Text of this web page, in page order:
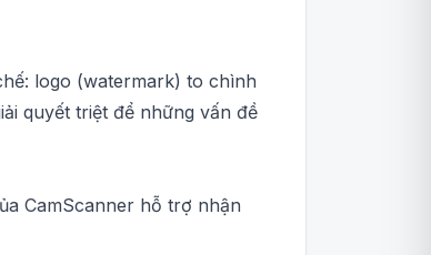
logo (watermark) to chình
quyết triệt để những vấn đề
CamScanner hỗ trợ nhận